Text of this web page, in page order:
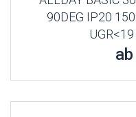
90DEG IP20